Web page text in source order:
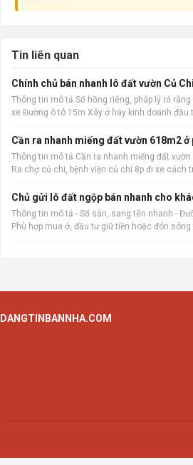
Tin liên quan
Chính chủ bán nhanh lô đất vườn Củ
Thông tin mô tả Sổ hồng riêng, pháp lý rỏ
xe Đường ô tô 15m Xây ở hay kinh doanh đầu
Cần ra nhanh miếng đất vườn 618m2
Thông tin mô tả Cần ra nhanh miếng đất
Ra chợ củ chi, bệnh viện củ chi 8p đi xe cách
Chủ gửi lô đất ngộp bán nhanh cho
Thông tin mô tả - Sổ sẵn, sang tên nhanh -
Phù hợp mua ở, đầu tư giữ tiền hoặc đón
DANGTINBANNHA.COM